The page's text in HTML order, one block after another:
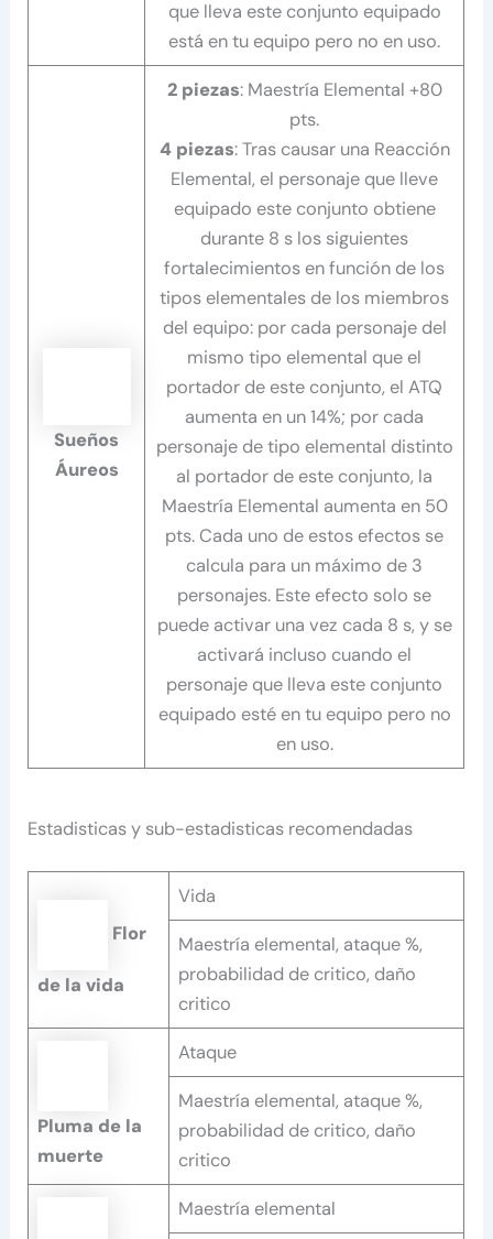
que lleva este conjunto equipado
está en tu equipo pero no en uso.
Sueños
Áureos
2 piezas: Maestría Elemental +80
pts.
4 piezas: Tras causar una Reacción
Elemental, el personaje que lleve
equipado este conjunto obtiene
durante 8 s los siguientes
fortalecimientos en función de los
tipos elementales de los miembros
del equipo: por cada personaje del
mismo tipo elemental que el
portador de este conjunto, el ATQ
aumenta en un 14%; por cada
personaje de tipo elemental distinto
al portador de este conjunto, la
Maestría Elemental aumenta en 50
pts. Cada uno de estos efectos se
calcula para un máximo de 3
personajes. Este efecto solo se
puede activar una vez cada 8 s, y se
activará incluso cuando el
personaje que lleva este conjunto
equipado esté en tu equipo pero no
en uso.
Estadisticas y sub-estadisticas recomendadas
Flor
de la vida
Vida
Maestría elemental, ataque %,
probabilidad de critico, daño
critico
Pluma de la
muerte
Ataque
Maestría elemental, ataque %,
probabilidad de critico, daño
critico
Maestría elemental